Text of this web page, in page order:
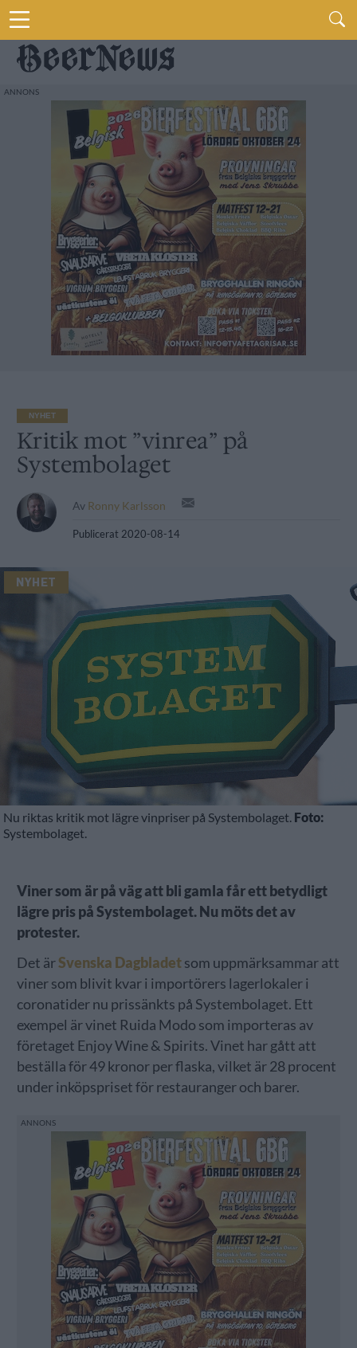
NYHET
Kritik mot ”vinrea” på
Systembolaget
Av Ronny Karlsson
Publicerat 2020-08-14
NYHET
Nu riktas kritik mot lägre vinpriser på Systembolaget. Foto:
Systembolaget.
Viner som är på väg att bli gamla får ett betydligt
lägre pris på Systembolaget. Nu möts det av
protester.
Det ärSvenska Dagbladetsom uppmärksammar att
viner som blivit kvar i importörers lagerlokaler i
coronatider nu prissänkts på Systembolaget. Ett
exempel är vinet Ruida Modo som importeras av
företaget Enjoy Wine & Spirits. Vinet har gått att
beställa för 49 kronor per flaska, vilket är 28 procent
under inköpspriset för restauranger och barer.